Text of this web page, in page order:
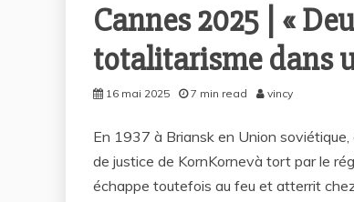
Cannes 2025 | «
totalitarisme dans
16 mai 2025 7 min read vincy
En 1937 à Briansk en Union soviétique,
de justice de KornKornevà tort par le
échappe toutefois au feu et atterrit